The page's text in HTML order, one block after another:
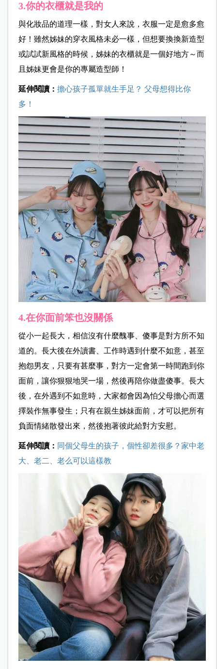
3.你的衣櫃就是我的
與化妝品的道理一樣，對女人來說，衣服一定是愈多愈
好！雖然姊妹的穿衣風格未必一樣，但想要換換新造型
或試試新風格的時候，姊妹的衣櫃就是一個好地方～而
且姊妹更會是你的專屬造型師！
延伸閱讀： 擔心孩子孤單就生手足？ 父母想得比你
多！
4.在你面前笨也沒關係
從小一起長大，相信沒有什麼醜事、傻事是對方所不知
道的。長大後在外讀書、工作時遇到什麼不如意，甚至
抱怨男友，只要有甚麼事，對方一定會第一時間跑到你
面前，讓你狠狠地哭一場，然後再陪你做盡傻事。長大
後，在外遇到不如意時，大家都會因為怕父母擔心而選
擇裝作無事發生；只有在親生姊妹面前，才可以把所有
負面情緒散發出來，然後抱著彼此給對方安慰。
延伸閱讀： 同個父母生的孩子，個性卻差很多？家中老
大、老二、老么可以這樣教